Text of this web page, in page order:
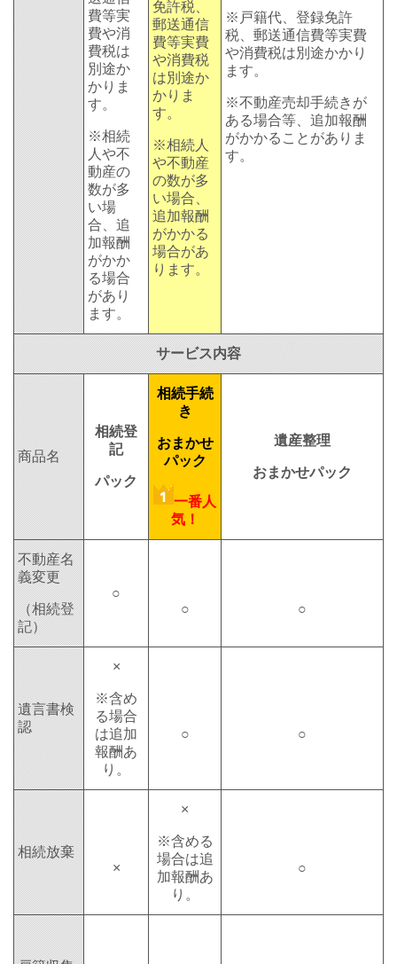
費等実
費や消
費税は
別途か
かりま
す。
※相続
人や不
動産の
数が多
い場
合、追
加報酬
がかか
る場合
があり
ます。
免許税、
郵送通信
費等実費
や消費税
は別途か
かりま
す。
※相続人
や不動産
の数が多
い場合、
追加報酬
がかかる
場合があ
ります。
※戸籍代、登録免許
税、郵送通信費等実費
や消費税は別途かかり
ます。
※不動産売却手続きが
ある場合等、追加報酬
がかかることがありま
す。
サービス内容
商品名
相続登
記
パック
相続手続
き
おまかせ
パック
一番人
気！
遺産整理
おまかせパック
不動産名
義変更
（相続登
記）
○
○
○
遺言書検
認
×
※含め
る場合
は追加
報酬あ
り。
○ ○
相続放棄
×
×
※含める
場合は追
加報酬あ
り 。
○